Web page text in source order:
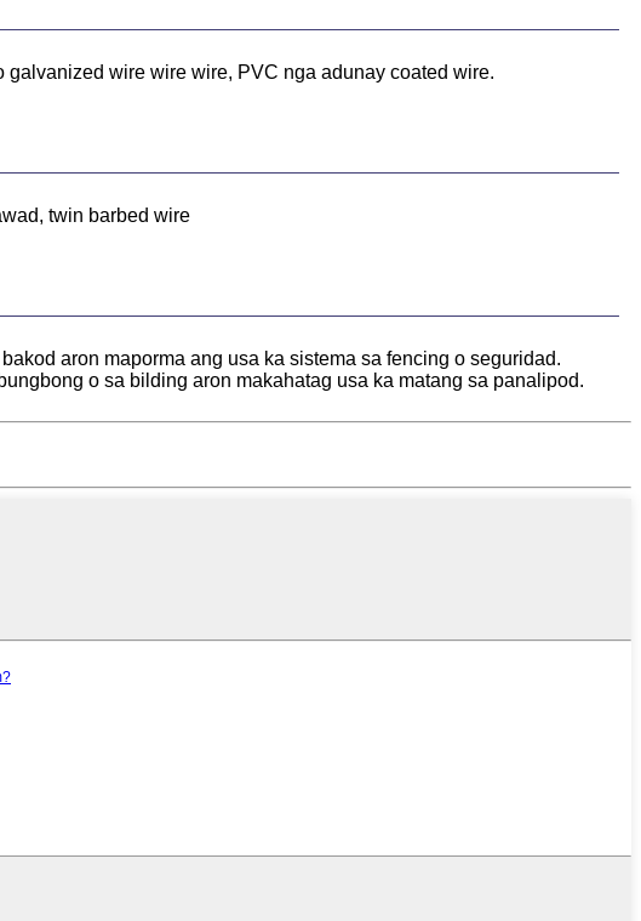
wire wire wire, PVC nga adunay coated wire.
twin barbed wire
aron maporma ang usa ka sistema sa fencing o seguridad.
o sa bilding aron makahatag usa ka matang sa panalipod.